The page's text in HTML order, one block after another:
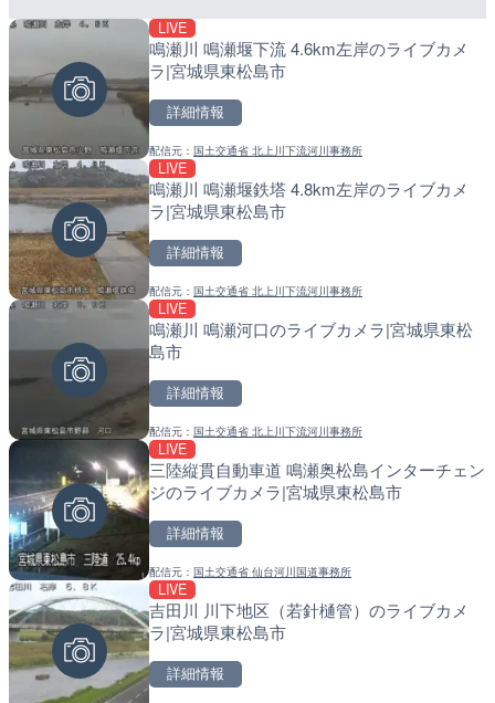
LIVE
鳴瀬川 鳴瀬堰下流 4.6km左岸のライブカメ
ラ|宮城県東松島市
詳細情報
配信元：国土交通省 北上川下流河川事務所
LIVE
鳴瀬川 鳴瀬堰鉄塔 4.8km左岸のライブカメ
ラ|宮城県東松島市
詳細情報
配信元：国土交通省 北上川下流河川事務所
LIVE
鳴瀬川 鳴瀬河口のライブカメラ|宮城県東松
島市
詳細情報
配信元：国土交通省 北上川下流河川事務所
LIVE
三陸縦貫自動車道 鳴瀬奥松島インターチェン
ジのライブカメラ|宮城県東松島市
詳細情報
配信元：国土交通省 仙台河川国道事務所
LIVE
吉田川 川下地区（若針樋管）のライブカメ
ラ|宮城県東松島市
詳細情報
庵原川 庵原川橋のライブ
配信元：静岡県交通基盤部河川砂防局土
戸切川 古川橋のライブカ
配信元：福岡県庁県土整備部河川課
中山観音公園の梅林のラ
配信元：大本山 中山寺
国道298号 辻地下道 上り
玉県さいたま市
配信元：国土交通省 北首都国道事務所
国道298号 辻地下道 下り
導目木川 花立砂防堰堤下
配信元：福岡県庁県土整備部河川課
常呂川 鹿ノ子ダムのライ
配信元：国土交通省 北海道開発局
天塩川 岩尾内ダムのライ
配信元：国土交通省 北海道開発局
東京都品川区南大井のラ
川区
配信元：東京都品川区南大井ライブカメ
道の駅さがのせきのライ